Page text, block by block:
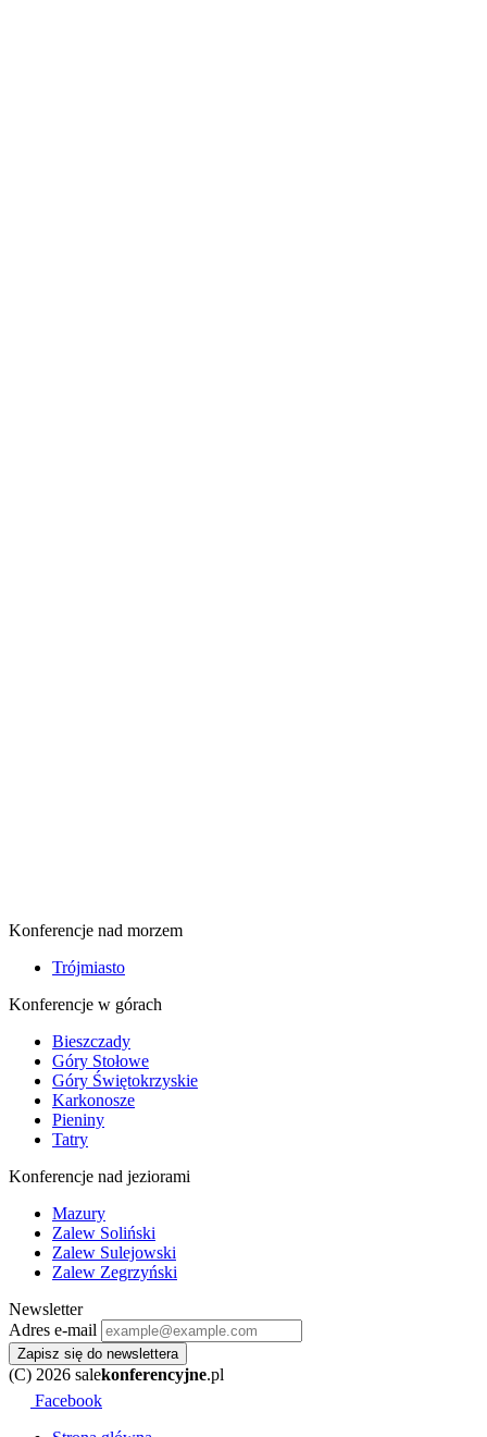
Konferencje nad morzem
Trójmiasto
Konferencje w górach
Bieszczady
Góry Stołowe
Góry Świętokrzyskie
Karkonosze
Pieniny
Tatry
Konferencje nad jeziorami
Mazury
Zalew Soliński
Zalew Sulejowski
Zalew Zegrzyński
Newsletter
Adres e-mail
Zapisz się do newslettera
(C) 2026 salekonferencyjne.pl
Facebook